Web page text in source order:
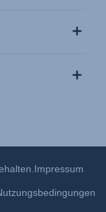
Impressum